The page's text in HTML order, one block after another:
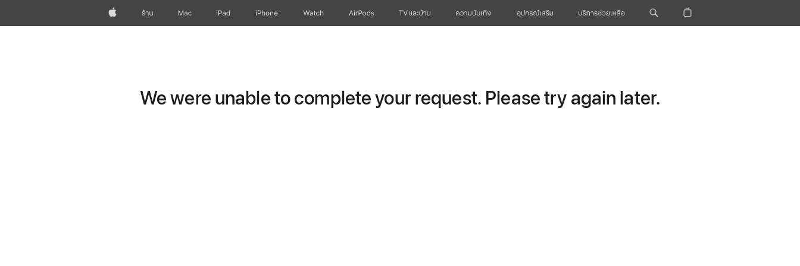
Appleร้าน Mac iPad iPhone Watch AirPods TV และบ้าน ความบันเทิง อุปกรณ์เสริม บริการช่วยเหลือ
We were unable to complete your request. Please try again later.